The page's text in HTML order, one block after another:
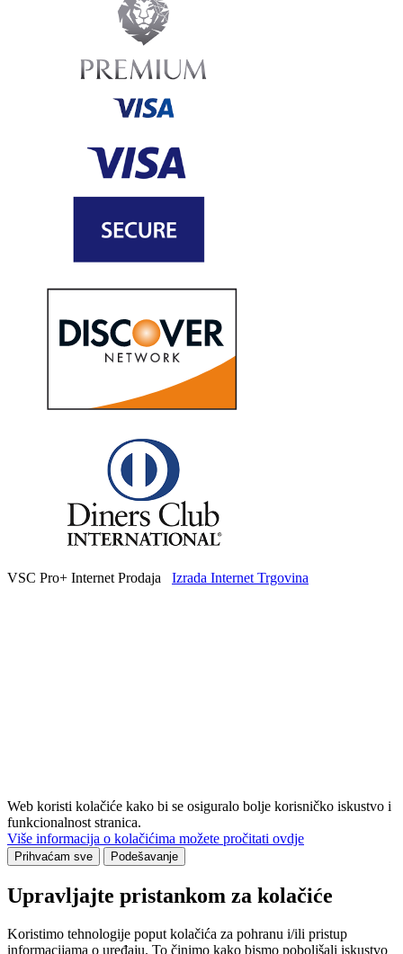
VSC Pro+ Internet Prodaja Izrada Internet Trgovina
Web koristi kolačiće kako bi se osiguralo bolje korisničko iskustvo i
funkcionalnost stranica.
Više informacija o kolačićima možete pročitati ovdje
Prihvaćam sve Podešavanje
Upravljajte pristankom za kolačiće
Koristimo tehnologije poput kolačića za pohranu i/ili pristup
informacijama o uređaju. To činimo kako bismo poboljšali iskustvo